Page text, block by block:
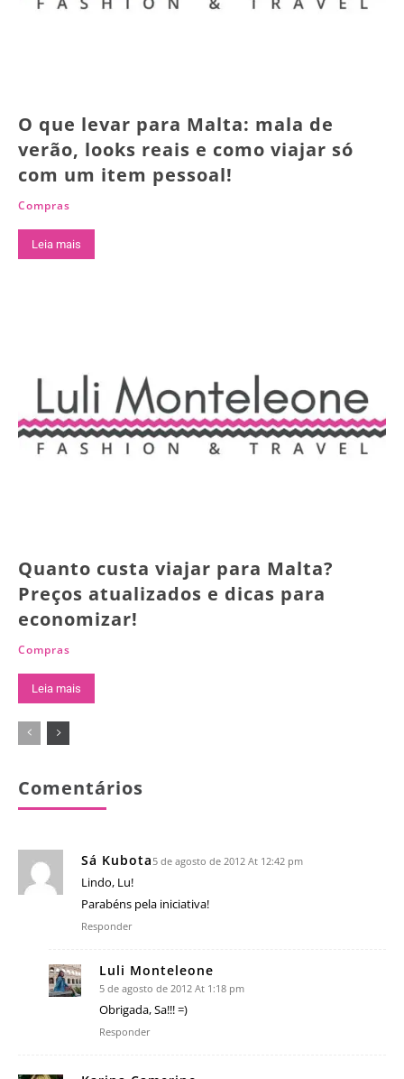
O que levar para Malta: mala de
verão, looks reais e como viajar só
com um item pessoal!
Compras
Leia mais
Quanto custa viajar para Malta?
Preços atualizados e dicas para
economizar!
Compras
Leia mais
Comentários
Sá Kubota 5 de agosto de 2012 At 12:42 pm
Lindo, Lu!
Parabéns pela iniciativa!
Responder
Luli Monteleone
5 de agosto de 2012 At 1:18 pm
Obrigada, Sa!!! =)
Responder